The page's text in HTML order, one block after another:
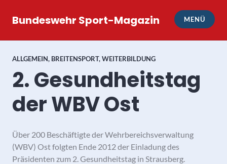
InhaltBundeswehr Sport-Magazin MENÜ
ALLGEMEIN, BREITENSPORT,WEITERBILDUNG
2. Gesundheitstag
der WBV Ost
Über 200 Beschäftigte der Wehrbereichsverwaltung
(WBV) Ost folgten Ende 2012 der Einladung des
Präsidenten zum 2. Gesundheitstag in Strausberg.